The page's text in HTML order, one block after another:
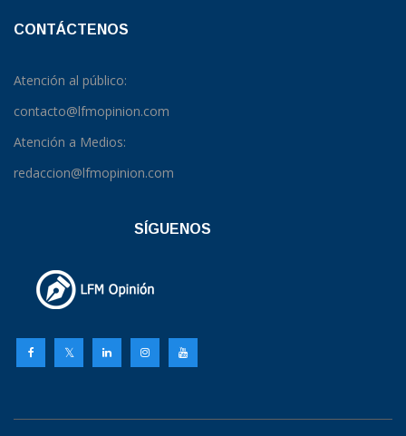
CONTÁCTENOS
Atención al público:
contacto@lfmopinion.com
Atención a Medios:
redaccion@lfmopinion.com
SÍGUENOS